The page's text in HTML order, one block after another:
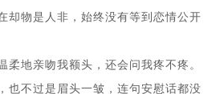
却物是人非，始终没有等到恋情公开
柔地亲吻我额头，还会问我疼不疼。
也不过是眉头一皱，连句安慰话都没